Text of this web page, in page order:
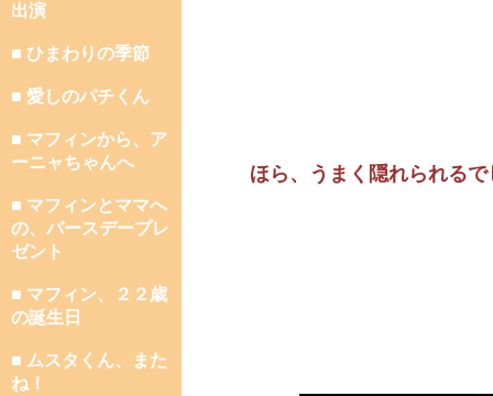
出演
■ ひまわりの季節
■ 愛しのパチくん
■ マフィンから、ア
ーニャちゃんへ
■ マフィンとママへ
の、バースデープレ
ゼント
■ マフィン、２２歳
の誕生日
■ ムスタくん、また
ね！
ほら、うまく隠れられるで